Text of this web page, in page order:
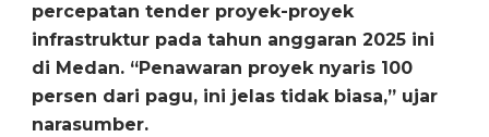
percepatan tender proyek-proyek
infrastruktur pada tahun anggaran 2025 ini
di Medan. “Penawaran proyek nyaris 100
persen dari pagu, ini jelas tidak biasa,” ujar
narasumber.